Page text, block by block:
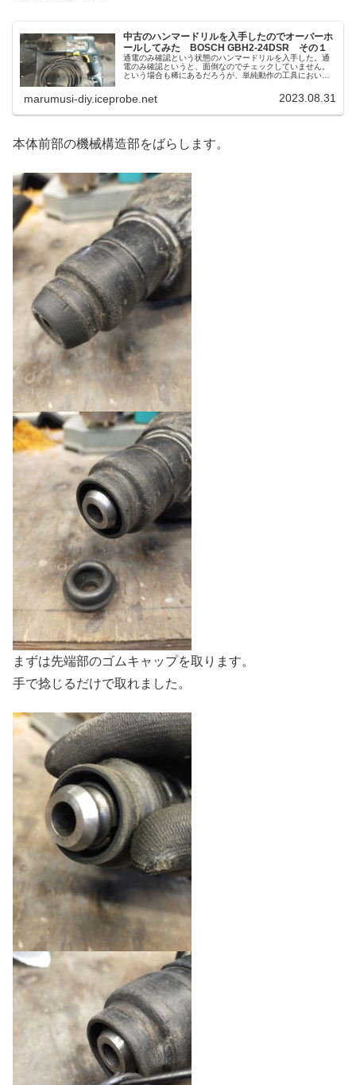
中古のハンマードリルを入手したのでオーバーホ
ールしてみた BOSCH GBH2-24DSR その１
通電のみ確認という状態のハンマードリルを入手した。通
電のみ確認というと、面倒なのでチェックしていません。
という場合も稀にあるだろうが、単純動作の工具において
marumusi-diy.iceprobe.net 2023.08.31
本体前部の機械構造部をばらします。
まずは先端部のゴムキャップを取ります。
手で捻じるだけで取れました。